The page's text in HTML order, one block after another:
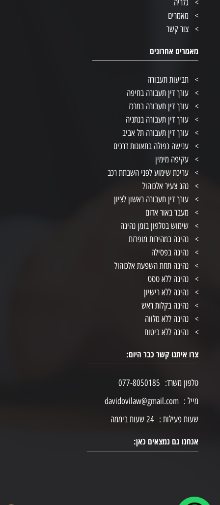
גלריה
מאמרים
צור קשר
מאמרים אחרונים
תביעות תעבורה
עורך דין תעבורה בחיפה
עורך דין תעבורה במרכז
עורך דין תעבורה בנתניה
עורך דין תעבורה תל אביב
ענישה כפולה בתאונות דרכים
עקיפה מימין
עריכת שימוע לפני השבתת רכב
נהג צעיר אלכוהול
עורך דין תעבורה ראשון לציון
מעבר באור אדום
שימוש בטלפון בזמן נהיגה
נהיגה במהירות מופרזת
נהיגה בפסילה
נהיגה תחת השפעת אלכוהול
נהיגה ללא טסט
נהיגה ללא רישיון
נהיגה בקלות ראש
נהיגה ללא מלווה
נהיגה ללא ביטוח
צרו איתנו קשר כבר היום:
טלפון משרד: 077-8050185
מייל : davidovilaw@gmail.com
שעות פעילות : 24 שעות ביממה
אנחנו גם נמצאים כאן: